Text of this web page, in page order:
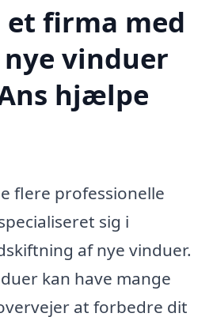
et firma med
vinduer
hjælpe
flere professionelle
sig i
af nye vinduer.
kan have mange
at forbedre dit